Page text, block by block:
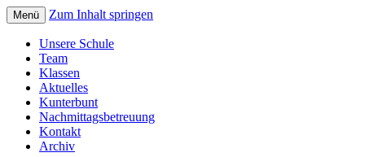
Volksschule Bad Blumau
Menü Zum Inhalt springen
Unsere Schule
Team
Klassen
Aktuelles
Kunterbunt
Nachmittagsbetreuung
Kontakt
Archiv